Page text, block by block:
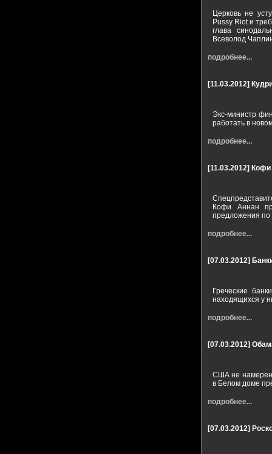
Церковь не
Pussy Riot и
глава
Всеволод
подробнее...
[11.03.2012]
Экс-министр
работать в
подробнее...
[11.03.2012] Кофи
Кофи Аннан
предложения по
подробнее...
[07.03.2012]
Греческие
находящихся у
подробнее...
[07.03.2012]
США не
в Белом доме
подробнее...
[07.03.2012]